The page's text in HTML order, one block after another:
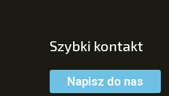
Szybki kontakt
Napisz do nas